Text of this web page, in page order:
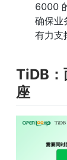
6000
确保业
有力支
TiDB：
座